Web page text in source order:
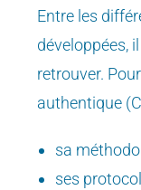
Entre les
développées,
retrouver.
authentique
sa
ses